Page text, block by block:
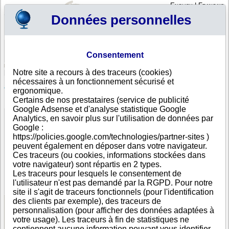
English|Français
Votre panier est vide
Swaziland >Toutes villes >SWAZILAND
ZULWINI HOLDINGS (PTY) LTD, SWAZILAND
FICHE ENTREPRISE
Dénomination ZULWINI HOLDINGS (PTY) LTD
Adresse
PLOT 3, HOUSE 1, NYONYANE ROAD
Ville
SWAZILAND - H106
Pays
Swaziland
Type
d'adresse
Adresse unique
Téléphone
+268 24------
DUNS®
Number
65-------
Voir les informations disponibles
Données personnelles
Consentement
Notre site a recours à des traceurs (cookies)
nécessaires à un fonctionnement sécurisé et
ergonomique.
Certains de nos prestataires (service de publicité
Google Adsense et d'analyse statistique Google
Analytics, en savoir plus sur l'utilisation de données par
Google :
https://policies.google.com/technologies/partner-sites )
peuvent également en déposer dans votre navigateur.
Ces traceurs (ou cookies, informations stockées dans
votre navigateur) sont répartis en 2 types.
Les traceurs pour lesquels le consentement de
l'utilisateur n'est pas demandé par la RGPD. Pour notre
site il s'agit de traceurs fonctionnels (pour l'identification
des clients par exemple), des traceurs de
personnalisation (pour afficher des données adaptées à
votre usage). Les traceurs à fin de statistiques ne